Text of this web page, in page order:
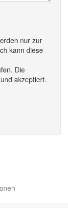
nur zur
kann diese
Die
akzeptiert.